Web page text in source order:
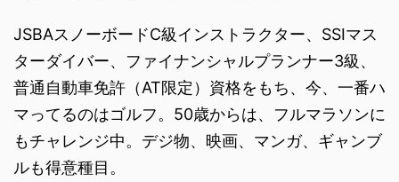
JSBAスノーボードC級インストラクター、SSIマス
ターダイバー、ファイナンシャルプランナー3級、
普通自動車免許（AT限定）資格をもち、今、一番ハ
マってるのはゴルフ。50歳からは、フルマラソンに
もチャレンジ中。デジ物、映画、マンガ、ギャンブ
ルも得意種目。